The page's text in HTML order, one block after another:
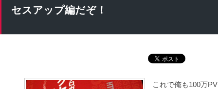
セスアップ編だぞ！
これで俺も100万